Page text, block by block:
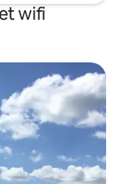
wifi